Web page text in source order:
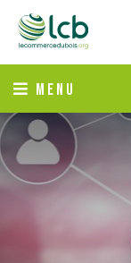
MENU